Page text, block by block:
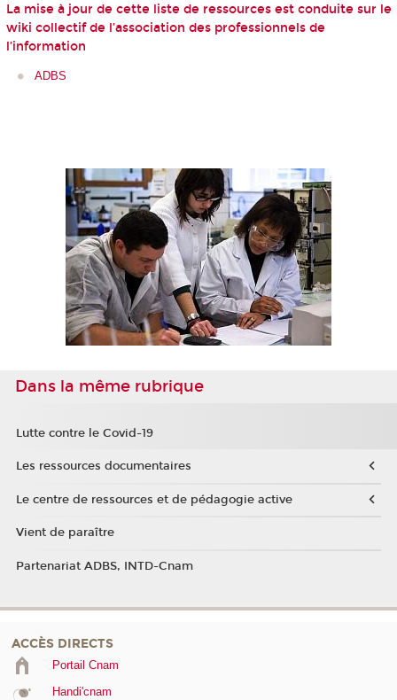
La mise à jour de cette liste de ressources est conduite sur le
wiki collectif de l’association des professionnels de
l’information
ADBS
Dans la même rubrique
Lutte contre le Covid-19
Les ressources documentaires
Le centre de ressources et de pédagogie active
Vient de paraître
Partenariat ADBS, INTD-Cnam
ACCÈS DIRECTS
Portail Cnam
Handi'cnam